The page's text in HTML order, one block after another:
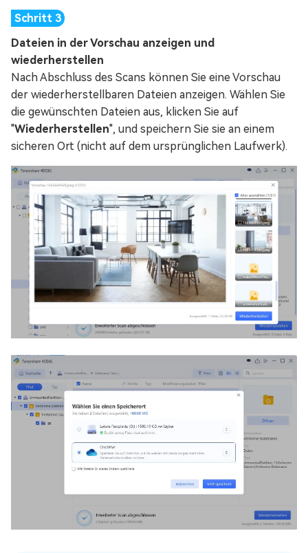
Dateien in der Vorschau anzeigen und
wiederherstellen
Nach Abschluss des Scans können Sie eine Vorschau
der wiederherstellbaren Dateien anzeigen. Wählen Sie
die gewünschten Dateien aus, klicken Sie auf
"Wiederherstellen", und speichern Sie sie an einem
sicheren Ort (nicht auf dem ursprünglichen Laufwerk).